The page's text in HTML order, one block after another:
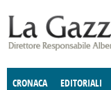
CRONACA EDITORIALI